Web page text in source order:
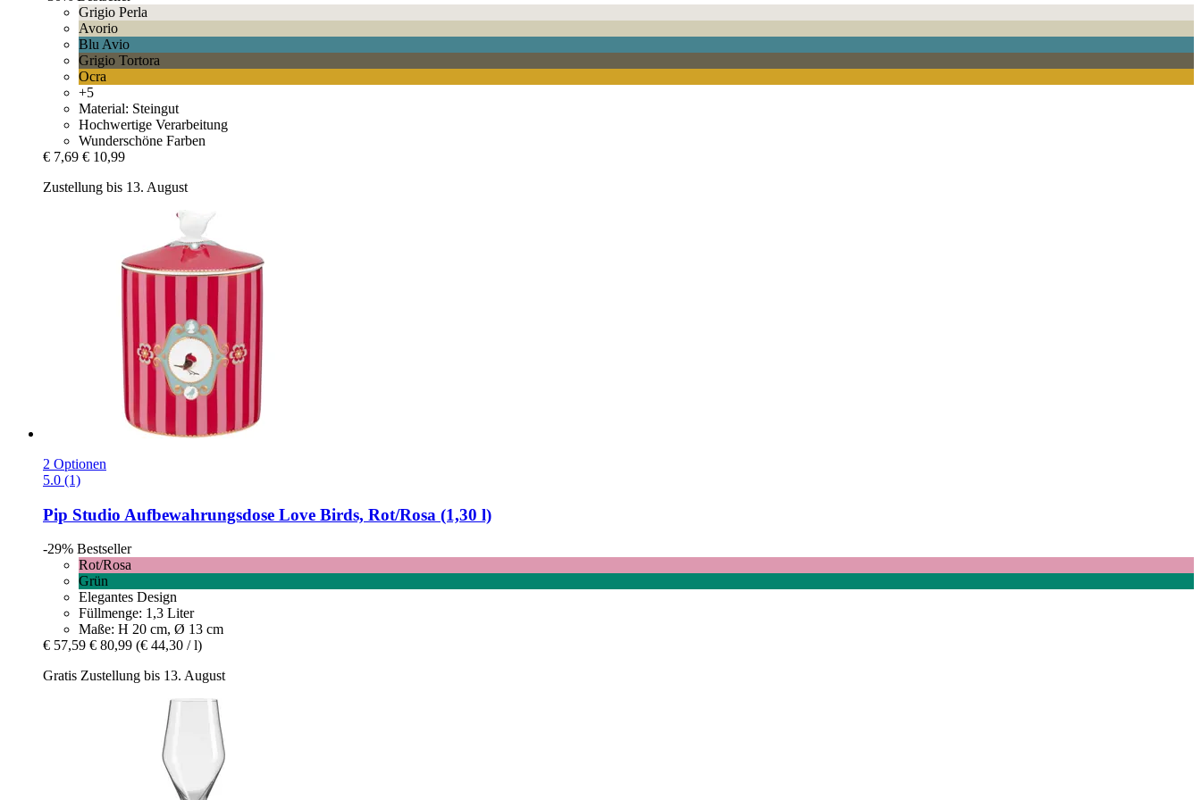
Grigio Perla
Avorio
Blu Avio
Grigio Tortora
Ocra
+5
Material: Steingut
Hochwertige Verarbeitung
Wunderschöne Farben
€ 7,69 € 10,99
Zustellung bis 13. August
2 Optionen
5.0 (1)
Pip Studio Aufbewahrungsdose Love Birds, Rot/Rosa (1,30 l)
-29% Bestseller
Rot/Rosa
Grün
Elegantes Design
Füllmenge: 1,3 Liter
Maße: H 20 cm, Ø 13 cm
€ 57,59 € 80,99 (€ 44,30 / l)
Gratis Zustellung bis 13. August